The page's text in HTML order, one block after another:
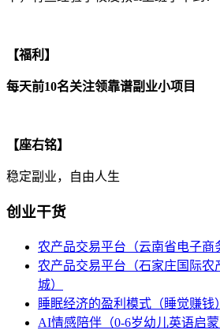
【福利】
每天前10名关注领靠谱副业小项目
【座右铭】
稳定副业，自由人生
创业干货
农产品交易平台（云南省电子商
农产品交易平台（石家庄国际农
城）
睡眠经济的盈利模式（睡觉赚钱）
AI情感陪伴（0-6岁幼儿英语启蒙